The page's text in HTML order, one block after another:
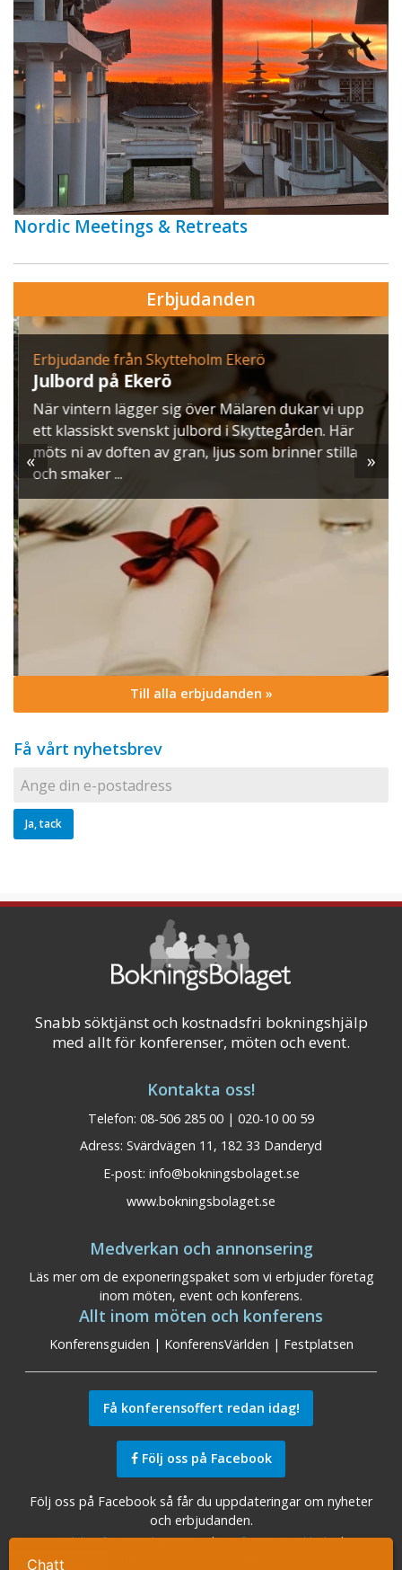
Nordic Meetings & Retreats
Erbjudanden
Erbjudande från Skytteholm Ekerö
Julbord på Ekerö
När vintern lägger sig över Mälaren dukar vi upp
ett klassiskt svenskt julbord i Skyttegården. Här
möts ni av doften av gran, ljus som brinner stilla
och smaker ...
« »
Till alla erbjudanden »
Få vårt nyhetsbrev
Snabb söktjänst och kostnadsfri bokningshjälp
med allt för konferenser, möten och event.
Kontakta oss!
Telefon: 08-506 285 00 | 020-10 00 59
Adress: Svärdvägen 11, 182 33 Danderyd
E-post: info@bokningsbolaget.se
www.bokningsbolaget.se
Medverkan och annonsering
Läs mer om de exponeringspaket som vi erbjuder företag
inom möten, event och konferens.
Allt inom möten och konferens
Konferensguiden | KonferensVärlden | Festplatsen
Få konferensoffert redan idag!
Följ oss på Facebook
Följ oss på Facebook så får du uppdateringar om nyheter
och erbjudanden.
Sök konferensanläggningar|Konferens Stockholm|
Konferens Arlanda
Chatt